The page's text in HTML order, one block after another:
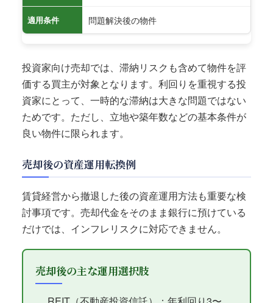
適用条件 問題解決後の物件
投資家向け売却では、滞納リスクも含めて物件を評
価する買主が対象となります。利回りを重視する投
資家にとって、一時的な滞納は大きな問題ではない
ためです。ただし、立地や築年数などの基本条件が
良い物件に限られます。
売却後の資産運用転換例
賃貸経営から撤退した後の資産運用方法も重要な検
討事項です。売却代金をそのまま銀行に預けている
だけでは、インフレリスクに対応できません。
売却後の主な運用選択肢